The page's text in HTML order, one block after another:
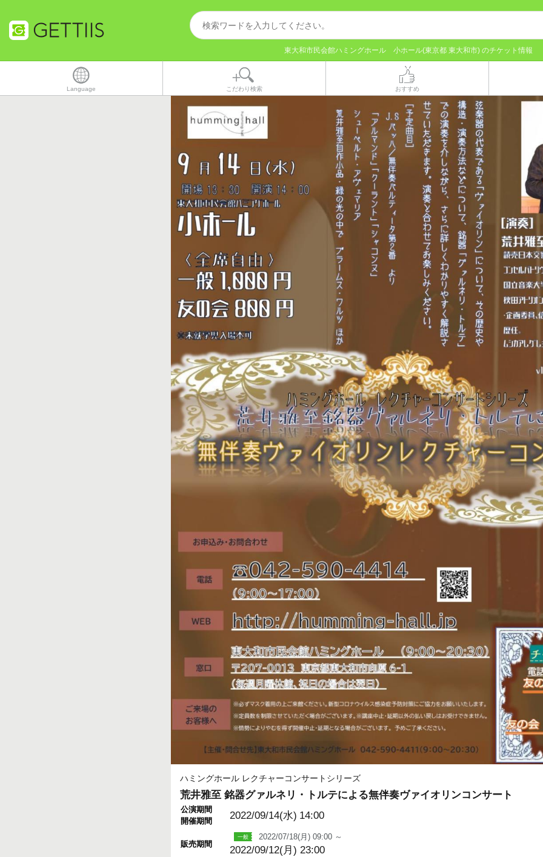
東大和市民会館ハミングホール 小ホール(東京都 東大和市) のチケット情報
Language こだわり検索 おすすめ
ハミングホール レクチャーコンサートシリーズ
荒井雅至 銘器グァルネリ・トルテによる無伴奏ヴァイオリンコンサート
公演期間
開催期間
2022/09/14(水) 14:00
販売期間
2022/07/18(月) 09:00 ～
2022/09/12(月) 23:00